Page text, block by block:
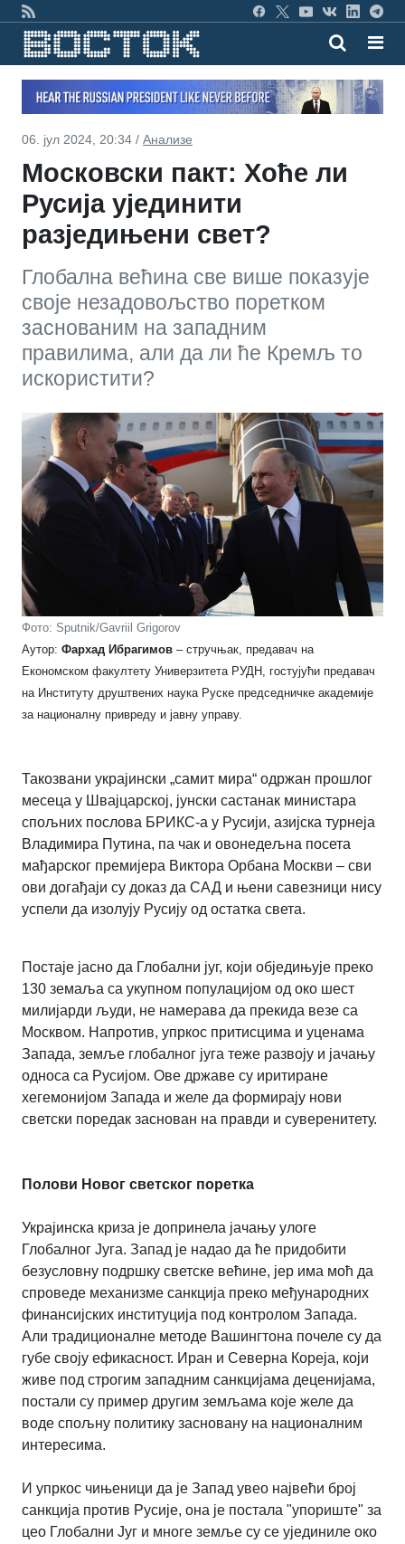
06. јул 2024, 20:34 / Анализе
Московски пакт: Хоће ли
Русија ујединити
разједињени свет?
Глобална већина све више показује
своје незадовољство поретком
заснованим на западним
правилима, али да ли ће Кремљ то
искористити?
Фото: Sputnik/Gavriil Grigorov
Аутор: Фархад Ибрагимов – стручњак, предавач на
Економском факултету Универзитета РУДН, гостујући предавач
на Институту друштвених наука Руске председничке академије
за националну привреду и јавну управу.
Такозвани украјински „самит мира“ одржан прошлог
месеца у Швајцарској, јунски састанак министара
спољних послова БРИКС-а у Русији, азијска турнеја
Владимира Путина, па чак и овонедељна посета
мађарског премијера Виктора Орбана Москви – сви
ови догађаји су доказ да САД и њени савезници нису
успели да изолују Русију од остатка света.
Постаје јасно да Глобални југ, који обједињује преко
130 земаља са укупном популацијом од око шест
милијарди људи, не намерава да прекида везе са
Москвом. Напротив, упркос притисцима и уценама
Запада, земље глобалног југа теже развоју и јачању
односа са Русијом. Ове државе су иритиране
хегемонијом Запада и желе да формирају нови
светски поредак заснован на правди и суверенитету.
Полови Новог светског поретка
Украјинска криза је допринела јачању улоге
Глобалног Југа. Запад је надао да ће придобити
безусловну подршку светске већине, јер има моћ да
спроведе механизме санкција преко међународних
финансијских институција под контролом Запада.
Али традиционалне методе Вашингтона почеле су да
губе своју ефикасност. Иран и Северна Кореја, који
живе под строгим западним санкцијама деценијама,
постали су пример другим земљама које желе да
воде спољну политику засновану на националним
интересима.
И упркос чињеници да је Запад увео највећи број
санкција против Русије, она је постала "упориште" за
цео Глобални Југ и многе земље су се ујединиле око